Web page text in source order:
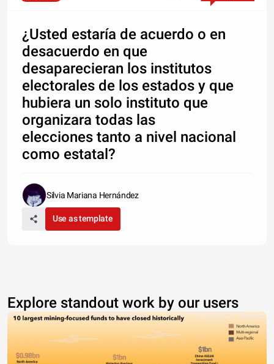
¿Usted estaría de acuerdo o en
desacuerdo en que
desaparecieran los institutos
electorales de los estados y que
hubiera un solo instituto que
organizara todas las
elecciones tanto a nivel nacional
como estatal?
Silvia Mariana Hernández
Use as template
Explore standout work by our users